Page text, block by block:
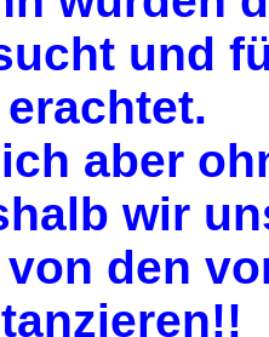
und
aber
wir
den